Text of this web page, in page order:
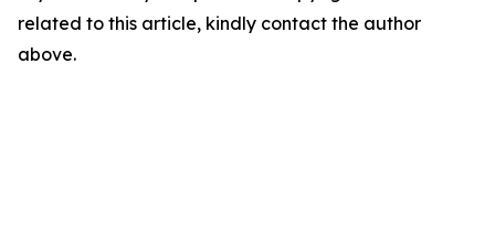
related to this article, kindly contact the author
above.